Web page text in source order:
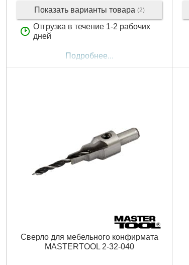
Показать варианты товара (2)
Отгрузка в течение 1-2 рабочих
дней
Подробнее...
Сверло для мебельного конфирмата
MASTERTOOL 2-32-040